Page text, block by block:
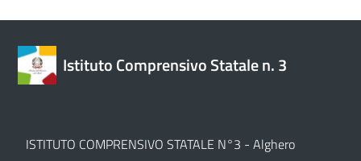
Istituto Comprensivo Statale n. 3
ISTITUTO COMPRENSIVO STATALE N°3 - Alghero